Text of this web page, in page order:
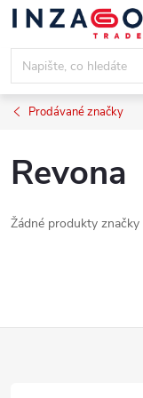
Přejít
obsah
Prodávané značky
Revona
Žádné produkty značky